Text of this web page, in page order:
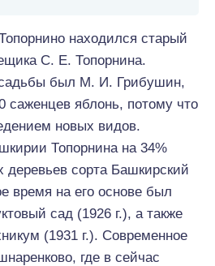
находился старый
С. Е. Топорнина.
был М. И. Грибушин,
саженцев яблонь, потому что
новых видов.
Топорнина на 34%
деревьев сорта Башкирский
время на его основе был
сад (1926 г.), а также
(1931 г.). Современное
где в сейчас